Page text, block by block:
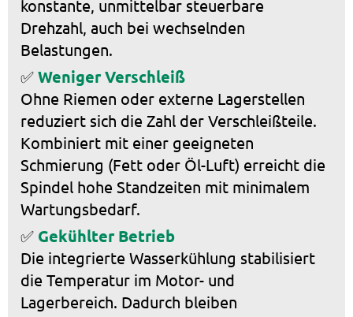
konstante, unmittelbar steuerbare
Drehzahl, auch bei wechselnden
Belastungen.
✅ Weniger Verschleiß
Ohne Riemen oder externe Lagerstellen
reduziert sich die Zahl der Verschleißteile.
Kombiniert mit einer geeigneten
Schmierung (Fett oder Öl-Luft) erreicht die
Spindel hohe Standzeiten mit minimalem
Wartungsbedarf.
✅ Gekühlter Betrieb
Die integrierte Wasserkühlung stabilisiert
die Temperatur im Motor- und
Lagerbereich. Dadurch bleiben